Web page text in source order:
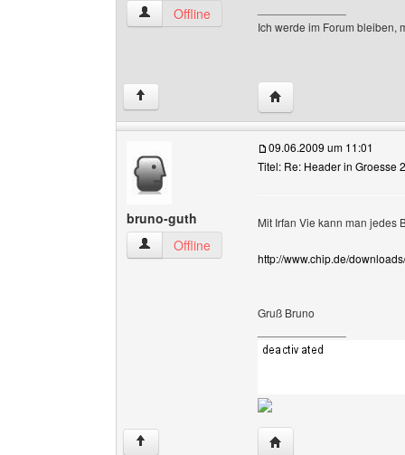
donchick Benutzer-Profile anzeigen
Offline
Ich werde im Forum bleiben,
↑ Website dieses
bruno-guth
bruno-guth Benutzer-Profile anzeigen
Offline
09.06.2009 um 11:01
Titel: Re: Header in Groesse
Mit Irfan Vie kann man jedes
http://www.chip.de/
Gruß Bruno
↑ Website dieses